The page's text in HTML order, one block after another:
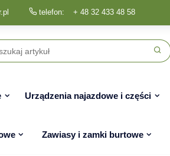
telefon: + 48 32 433 48 58
Urządzenia najazdowe i części
Zawiasy i zamki burtowe